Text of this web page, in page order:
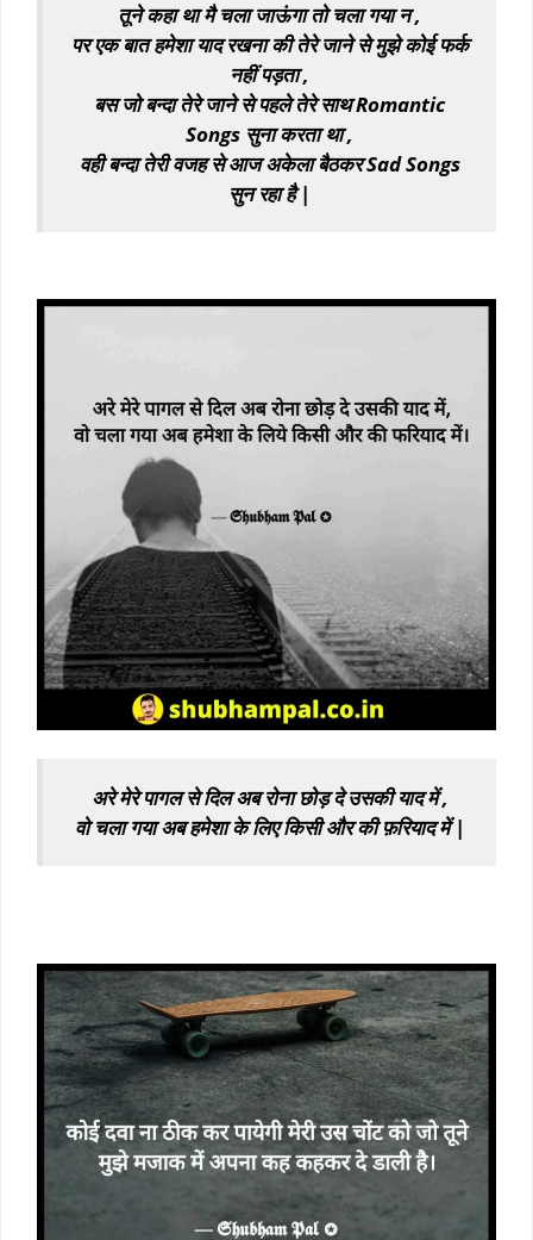
तूने कहा था मै चला जाऊंगा तो चला गया न ,
पर एक बात हमेशा याद रखना की तेरे जाने से मुझे कोई फर्क
नहीं पड़ता ,
बस जो बन्दा तेरे जाने से पहले तेरे साथ Romantic
Songs सुना करता था ,
वही बन्दा तेरी वजह से आज अकेला बैठकर Sad Songs
सुन रहा है |
अरे मेरे पागल से दिल अब रोना छोड़ दे उसकी याद में ,
वो चला गया अब हमेशा के लिए किसी और की फ़रियाद में |